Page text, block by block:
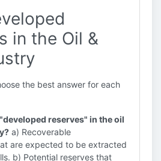
in the Oil &
the best answer for each
reserves" in the oil
a) Recoverable
are expected to be extracted
b) Potential reserves that